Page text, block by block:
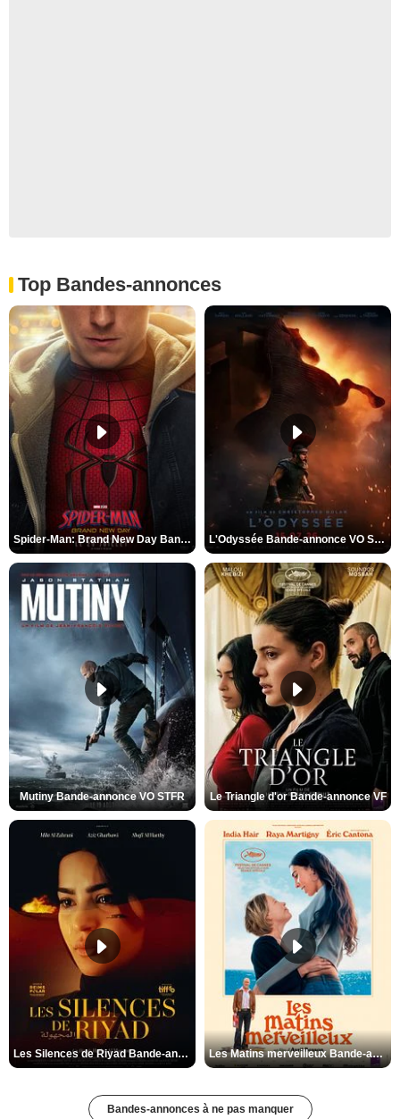
Top Bandes-annonces
Spider-Man: Brand New Day Bande-annonce VO STFR L'Odyssée Bande-annonce VO STFR
Mutiny Bande-annonce VO STFR Le Triangle d'or Bande-annonce VF
Les Silences de Riyad Bande-annonce VO STFR Les Matins merveilleux Bande-annonce VF
Bandes-annonces à ne pas manquer